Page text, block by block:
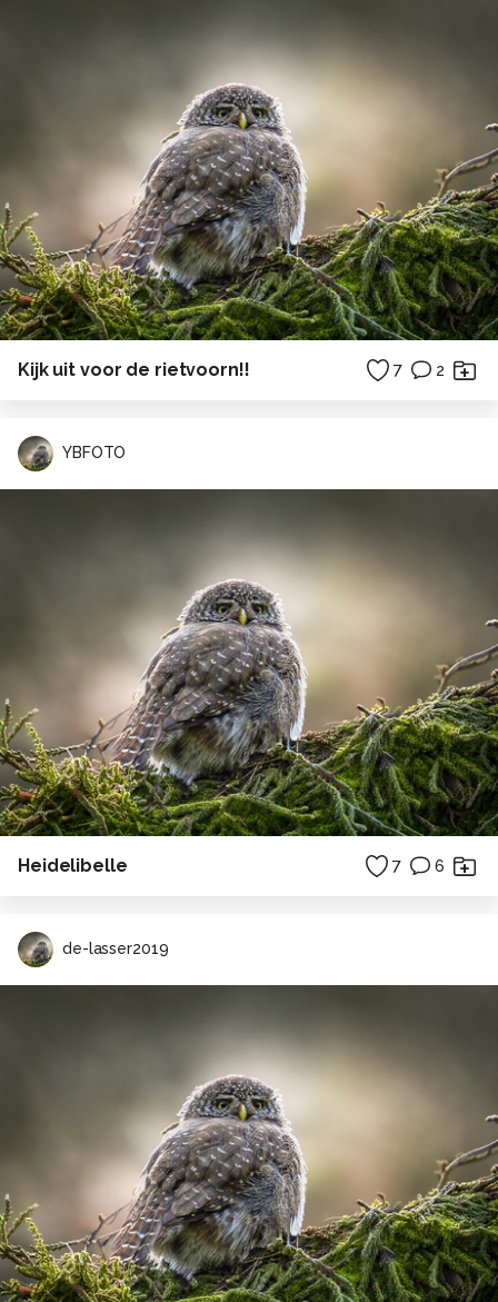
Kijk uit voor de rietvoorn!! 7 2
YBFOTO
Heidelibelle 7 6
de-lasser2019